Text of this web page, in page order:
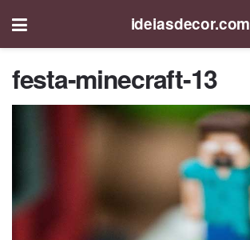
ideiasdecor.com
festa-minecraft-13